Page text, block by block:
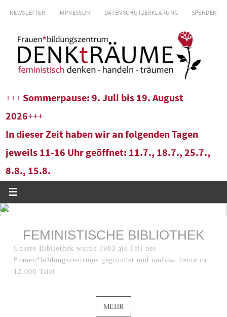
Zum
springen
NEWSLETTER IMPRESSUM DATENSCHUTZERKLÄRUNG SPENDEN
+++ Sommerpause: 9. Juli bis 19. August
2026+++
In dieser Zeit haben wir an folgenden Tagen
jeweils 11-16 Uhr geöffnet: 11.7., 18.7., 25.7.,
8.8., 15.8.
FEMINISTISCHE BIBLIOTHEK
Unsere Bibliothek wurde 1983 als Teil des
Frauen*bildungszentrums gegründet und umfasst heute ca.
MEHR